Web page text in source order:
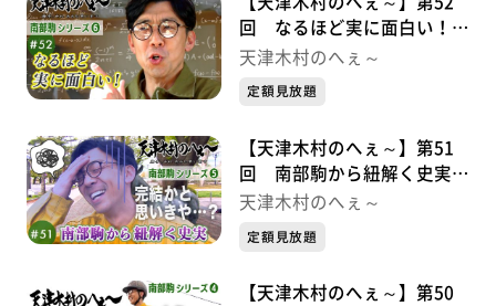
回 なるほど実に面白い！
南部駒シリーズ⑥
天津木村のへぇ～
定額見放題
【天津木村のへぇ～】第51
回 南部駒から紐解く史実
南部駒シリーズ⑤
天津木村のへぇ～
定額見放題
【天津木村のへぇ～】第50